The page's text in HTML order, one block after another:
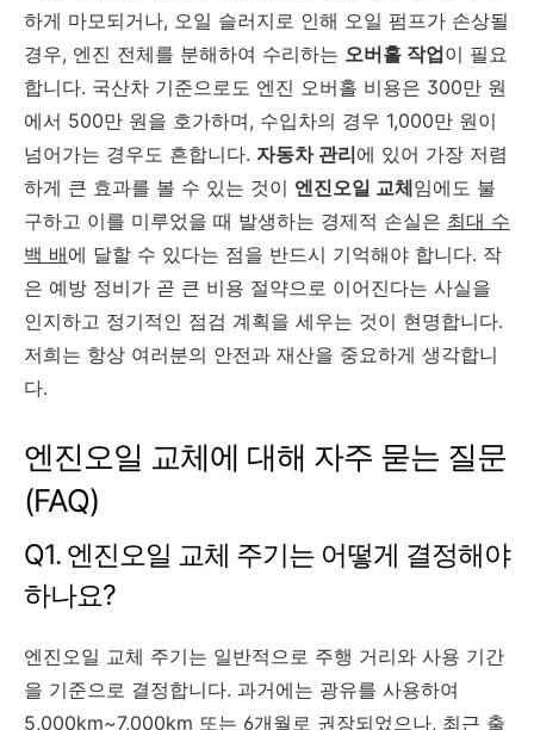
하게 마모되거나, 오일 슬러지로 인해 오일 펌프가 손상될
경우, 엔진 전체를 분해하여 수리하는 오버홀 작업이 필요
합니다. 국산차 기준으로도 엔진 오버홀 비용은 300만 원
에서 500만 원을 호가하며, 수입차의 경우 1,000만 원이
넘어가는 경우도 흔합니다. 자동차 관리에 있어 가장 저렴
하게 큰 효과를 볼 수 있는 것이 엔진오일 교체임에도 불
구하고 이를 미루었을 때 발생하는 경제적 손실은 최대 수
백 배에 달할 수 있다는 점을 반드시 기억해야 합니다. 작
은 예방 정비가 곧 큰 비용 절약으로 이어진다는 사실을
인지하고 정기적인 점검 계획을 세우는 것이 현명합니다.
저희는 항상 여러분의 안전과 재산을 중요하게 생각합니
다.
엔진오일 교체에 대해 자주 묻는 질문
(FAQ)
Q1. 엔진오일 교체 주기는 어떻게 결정해야
하나요?
엔진오일 교체 주기는 일반적으로 주행 거리와 사용 기간
을 기준으로 결정합니다. 과거에는 광유를 사용하여
5,000km~7,000km 또는 6개월로 권장되었으나, 최근 출